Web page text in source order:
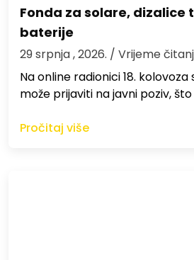
Fonda za solare, dizalice
baterije
29 srpnja , 2026. / Vrijeme
Na online radionici 18.
može prijaviti na javni poziv, što
Pročitaj više